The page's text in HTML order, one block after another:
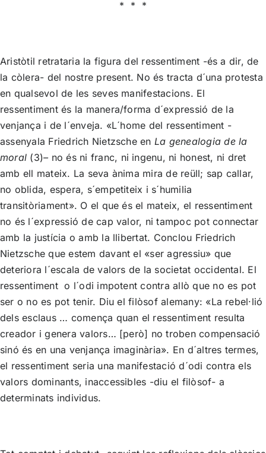
* * *
Aristòtil retrataria la figura del ressentiment -és a dir, de
la còlera- del nostre present. No és tracta d´una protesta
en qualsevol de les seves manifestacions. El
ressentiment és la manera/forma d´expressió de la
venjança i de l´enveja. «L´home del ressentiment -
assenyala Friedrich Nietzsche en La genealogia de la
moral (3)– no és ni franc, ni ingenu, ni honest, ni dret
amb ell mateix. La seva ànima mira de reüll; sap callar,
no oblida, espera, s´empetiteix i s´humilia
transitòriament». O el que és el mateix, el ressentiment
no és l´expressió de cap valor, ni tampoc pot connectar
amb la justícia o amb la llibertat. Conclou Friedrich
Nietzsche que estem davant el «ser agressiu» que
deteriora l´escala de valors de la societat occidental. El
ressentiment o l´odi impotent contra allò que no es pot
ser o no es pot tenir. Diu el filòsof alemany: «La rebel·lió
dels esclaus … comença quan el ressentiment resulta
creador i genera valors… [però] no troben compensació
sinó és en una venjança imaginària». En d´altres termes,
el ressentiment seria una manifestació d´odi contra els
valors dominants, inaccessibles -diu el filòsof- a
determinats individus.